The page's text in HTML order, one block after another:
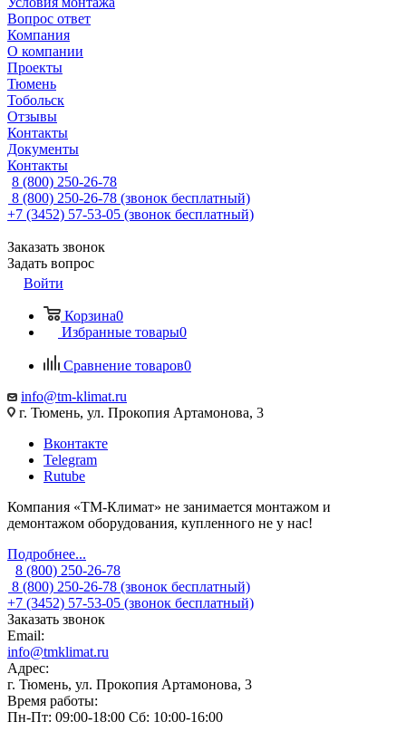
Вопрос ответ
Компания
О компании
Проекты
Тюмень
Тобольск
Отзывы
Контакты
Документы
Контакты
8 (800) 250-26-78
8 (800) 250-26-78 (звонок бесплатный)
+7 (3452) 57-53-05 (звонок бесплатный)
Заказать звонок
Задать вопрос
Войти
Корзина0
Избранные товары0
Сравнение товаров0
info@tm-klimat.ru
г. Тюмень, ул. Прокопия Артамонова, 3
Вконтакте
Telegram
Rutube
Компания «ТМ-Климат» не занимается монтажом и
демонтажом оборудования, купленного не у нас!
Подробнее...
8 (800) 250-26-78
8 (800) 250-26-78 (звонок бесплатный)
+7 (3452) 57-53-05 (звонок бесплатный)
Заказать звонок
Email:
info@tmklimat.ru
Адрес:
г. Тюмень, ул. Прокопия Артамонова, 3
Время работы:
Пн-Пт: 09:00-18:00 Сб: 10:00-16:00